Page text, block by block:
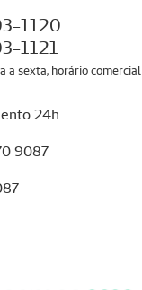
1120
1121
a sexta, horário comercial
24h
9087